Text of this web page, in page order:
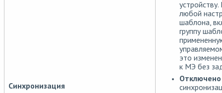
Синхронизация
любой
шаблона,
группу
это
к МЭ без
Отключено